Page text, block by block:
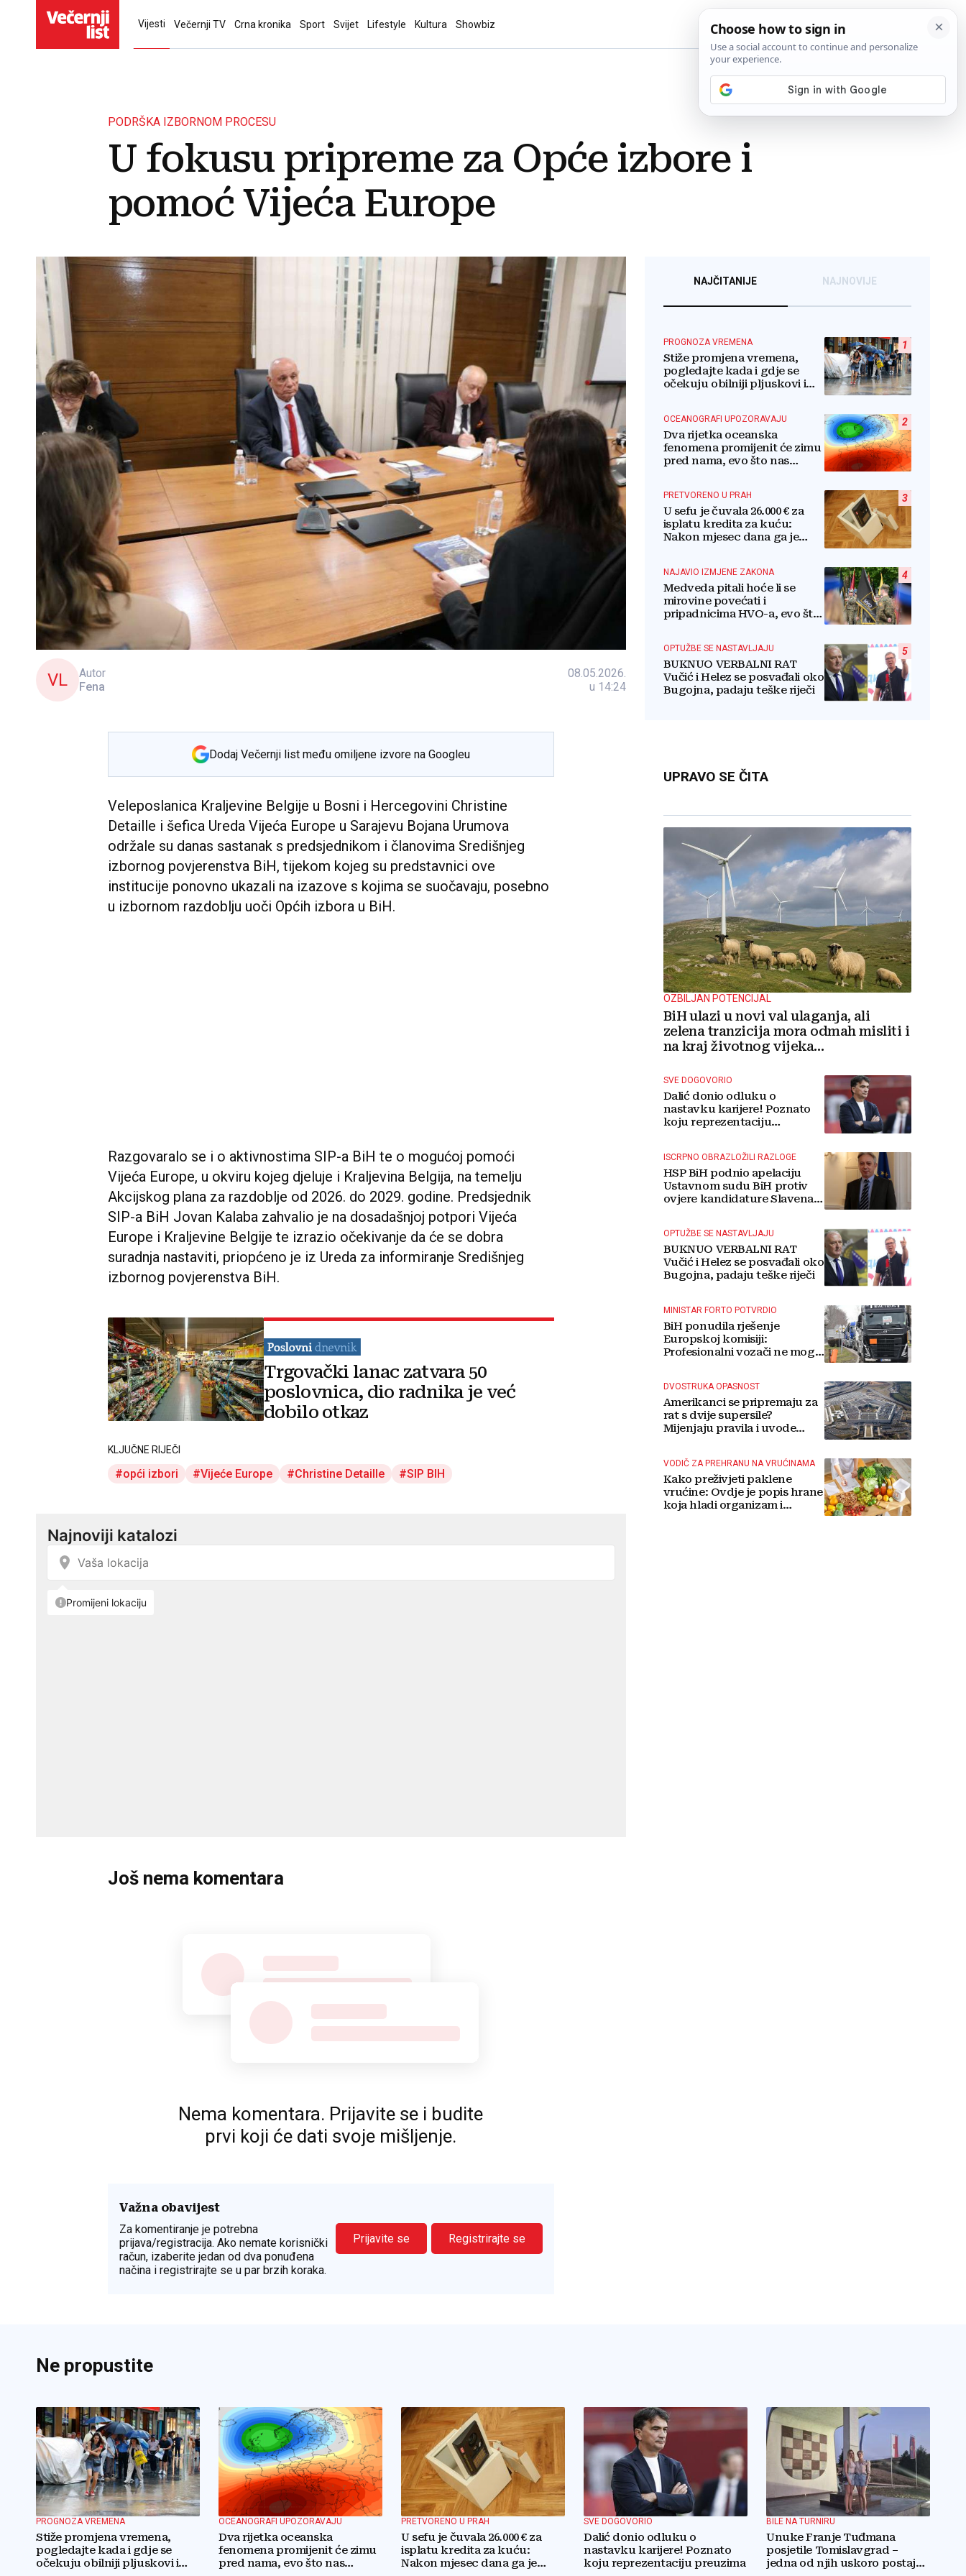
Vijesti Večernji TV Crna kronika Sport Svijet Lifestyle Kultura Showbiz
PODRŠKA IZBORNOM PROCESU
U fokusu pripreme za Opće izbore i
pomoć Vijeća Europe
VL
Autor
Fena
08.05.2026.
u 14:24
Dodaj Večernji list među omiljene izvore na Googleu
Veleposlanica Kraljevine Belgije u Bosni i Hercegovini Christine
Detaille i šefica Ureda Vijeća Europe u Sarajevu Bojana Urumova
održale su danas sastanak s predsjednikom i članovima Središnjeg
izbornog povjerenstva BiH, tijekom kojeg su predstavnici ove
institucije ponovno ukazali na izazove s kojima se suočavaju, posebno
u izbornom razdoblju uoči Općih izbora u BiH.
Razgovaralo se i o aktivnostima SIP-a BiH te o mogućoj pomoći
Vijeća Europe, u okviru kojeg djeluje i Kraljevina Belgija, na temelju
Akcijskog plana za razdoblje od 2026. do 2029. godine. Predsjednik
SIP-a BiH Jovan Kalaba zahvalio je na dosadašnjoj potpori Vijeća
Europe i Kraljevine Belgije te izrazio očekivanje da će se dobra
suradnja nastaviti, priopćeno je iz Ureda za informiranje Središnjeg
izbornog povjerenstva BiH.
Trgovački lanac zatvara 50
poslovnica, dio radnika je već
dobilo otkaz
KLJUČNE RIJEČI
opći izbori Vijeće Europe Christine Detaille SIP BIH
Još nema komentara
Nema komentara. Prijavite se i budite
prvi koji će dati svoje mišljenje.
Važna obavijest
Za komentiranje je potrebna
prijava/registracija. Ako nemate korisnički
račun, izaberite jedan od dva ponuđena
načina i registrirajte se u par brzih koraka.
Prijavite se Registrirajte se
NAJČITANIJE NAJNOVIJE
1
PROGNOZA VREMENA
Stiže promjena vremena,
pogledajte kada i gdje se
očekuju obilniji pljuskovi i
2
OCEANOGRAFI UPOZORAVAJU
Dva rijetka oceanska
fenomena promijenit će zimu
pred nama, evo što nas
3
PRETVORENO U PRAH
U sefu je čuvala 26.000 € za
isplatu kredita za kuću:
Nakon mjesec dana ga je
4
NAJAVIO IZMJENE ZAKONA
Medveda pitali hoće li se
mirovine povećati i
pripadnicima HVO-a, evo što
5
OPTUŽBE SE NASTAVLJAJU
BUKNUO VERBALNI RAT
Vučić i Helez se posvađali oko
Bugojna, padaju teške riječi
UPRAVO SE ČITA
OZBILJAN POTENCIJAL
BiH ulazi u novi val ulaganja, ali
zelena tranzicija mora odmah misliti i
na kraj životnog vijeka
SVE DOGOVORIO
Dalić donio odluku o
nastavku karijere! Poznato
koju reprezentaciju
ISCRPNO OBRAZLOŽILI RAZLOGE
HSP BiH podnio apelaciju
Ustavnom sudu BiH protiv
ovjere kandidature Slavena
OPTUŽBE SE NASTAVLJAJU
BUKNUO VERBALNI RAT
Vučić i Helez se posvađali oko
Bugojna, padaju teške riječi
MINISTAR FORTO POTVRDIO
BiH ponudila rješenje
Europskoj komisiji:
Profesionalni vozači ne mogu
DVOSTRUKA OPASNOST
Amerikanci se pripremaju za
rat s dvije supersile?
Mijenjaju pravila i uvode
VODIČ ZA PREHRANU NA VRUĆINAMA
Kako preživjeti paklene
vrućine: Ovdje je popis hrane
koja hladi organizam i
Ne propustite
PROGNOZA VREMENA
Stiže promjena vremena,
pogledajte kada i gdje se
očekuju obilniji pljuskovi i
OCEANOGRAFI UPOZORAVAJU
Dva rijetka oceanska
fenomena promijenit će zimu
pred nama, evo što nas
PRETVORENO U PRAH
U sefu je čuvala 26.000 € za
isplatu kredita za kuću:
Nakon mjesec dana ga je
SVE DOGOVORIO
Dalić donio odluku o
nastavku karijere! Poznato
koju reprezentaciju preuzima
BILE NA TURNIRU
Unuke Franje Tuđmana
posjetile Tomislavgrad –
jedna od njih uskoro postaje